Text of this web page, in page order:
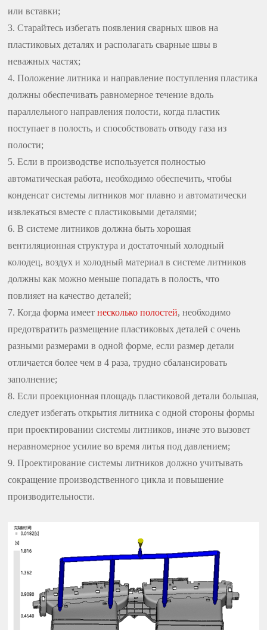
или вставки;
3. Старайтесь избегать появления сварных швов на
пластиковых деталях и располагать сварные швы в
неважных частях;
4. Положение литника и направление поступления пластика
должны обеспечивать равномерное течение вдоль
параллельного направления полости, когда пластик
поступает в полость, и способствовать отводу газа из
полости;
5. Если в производстве используется полностью
автоматическая работа, необходимо обеспечить, чтобы
конденсат системы литников мог плавно и автоматически
извлекаться вместе с пластиковыми деталями;
6. В системе литников должна быть хорошая
вентиляционная структура и достаточный холодный
колодец, воздух и холодный материал в системе литников
должны как можно меньше попадать в полость, что
повлияет на качество деталей;
7. Когда форма имеетнесколько полостей, необходимо
предотвратить размещение пластиковых деталей с очень
разными размерами в одной форме, если размер детали
отличается более чем в 4 раза, трудно сбалансировать
заполнение;
8. Если проекционная площадь пластиковой детали большая,
следует избегать открытия литника с одной стороны формы
при проектировании системы литников, иначе это вызовет
неравномерное усилие во время литья под давлением;
9. Проектирование системы литников должно учитывать
сокращение производственного цикла и повышение
производительности.